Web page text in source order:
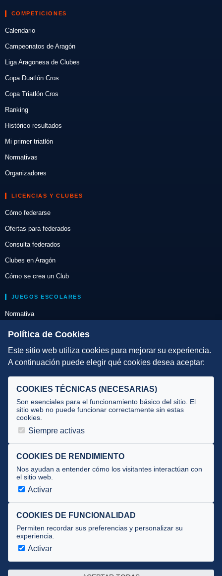
COMPETICIONES
Calendario
Campeonatos de Aragón
Liga Aragonesa de Clubes
Copa Duatlón Cros
Copa Triatlón Cros
Ranking
Histórico resultados
Mi primer triatlón
Normativas
Organizadores
LICENCIAS Y CLUBES
Cómo federarse
Ofertas para federados
Consulta federados
Clubes en Aragón
Cómo se crea un Club
JUEGOS ESCOLARES
Normativa
Escuelas de Triatlón
DIRECCIÓN TÉCNICA
Selecciones
Tecnificación
JUECES Y OFICIALES
Documentos
Cursos
Circulares oficiales
Convocatorias y Equipaciones
Av. José Atarés 101, semisótano. 50018 Zaragoza
Política de Cookies
Este sitio web utiliza cookies para mejorar su experiencia.
A continuación puede elegir qué cookies desea aceptar:
COOKIES TÉCNICAS (NECESARIAS)
Son esenciales para el funcionamiento básico del sitio. El
sitio web no puede funcionar correctamente sin estas
cookies.
Siempre activas
COOKIES DE RENDIMIENTO
Nos ayudan a entender cómo los visitantes interactúan con
el sitio web.
Activar
COOKIES DE FUNCIONALIDAD
Permiten recordar sus preferencias y personalizar su
experiencia.
Activar